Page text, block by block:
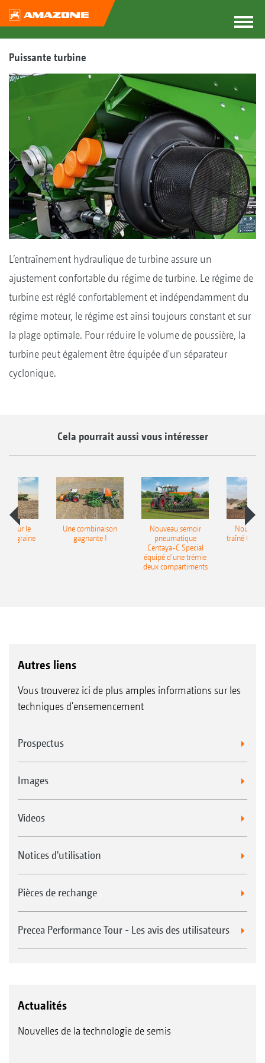
Puissante turbine
L’entraînement hydraulique de turbine assure un
ajustement confortable du régime de turbine. Le régime de
turbine est réglé confortablement et indépendamment du
régime moteur, le régime est ainsi toujours constant et sur
la plage optimale. Pour réduire le volume de poussière, la
turbine peut également être équipée d'un séparateur
cyclonique.
Cela pourrait aussi vous intéresser
pour le
Une combinaison
gagnante !
Nouveau semoir
pneumatique
Centaya-C Special
équipé d’une trémie
deux compartiments
traîné
Autres liens
Vous trouverez ici de plus amples informations sur les
techniques d'ensemencement
Prospectus
Images
Videos
Notices d'utilisation
Pièces de rechange
Precea Performance Tour - Les avis des utilisateurs
Actualités
Nouvelles de la technologie de semis